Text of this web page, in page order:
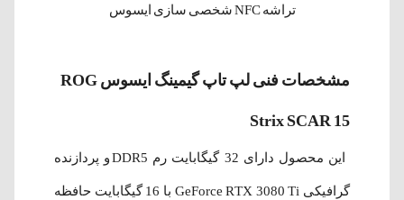
تراشه NFC شخصی سازی ایسوس
مشخصات فنی لپ‌ تاپ گیمینگ ایسوس ROG
Strix SCAR 15
این محصول دارای 32 گیگابایت رم DDR5 و پردازنده
گرافیکی GeForce RTX 3080 Ti با 16 گیگابایت حافظه